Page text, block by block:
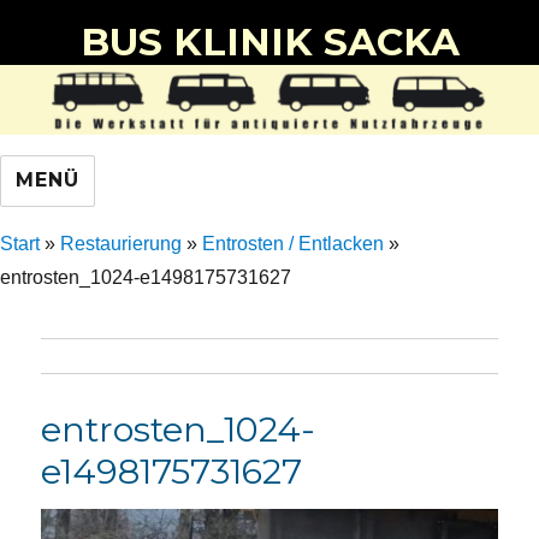
BUS KLINIK SACKA
MENÜ
Start» Restaurierung » Entrosten / Entlacken »
entrosten_1024-e1498175731627
entrosten_1024-
e1498175731627